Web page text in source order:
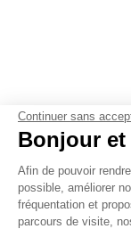
Continuer sans
Bonjour
Afin de pouvoir
possible, améliorer
fréquentation et
parcours de visite,